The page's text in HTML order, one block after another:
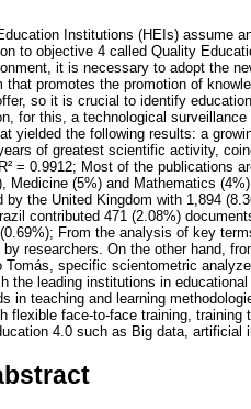
Institutions (HEIs) assume
to objective 4 called Quality
it is necessary to adopt the
that promotes the promotion of
so it is crucial to identify
for this, a technological
yielded the following results: a
of greatest scientific activity,
= 0.9912; Most of the publications
Medicine (5%) and Mathematics
by the United Kingdom with 1,894
contributed 471 (2.08%)
From the analysis of key
by researchers. On the other hand,
Tomás, specific scientometric
the leading institutions in
in teaching and learning
flexible face-to-face training,
4.0 such as Big data,